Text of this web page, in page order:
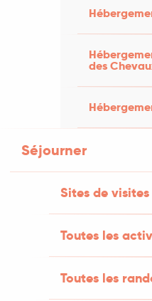
des
Séjourner
Sites de visites
Toutes les
Toutes les
NOUS
lantis.fr
Lot dès le 15e siècle,
comme maison forte.
à la